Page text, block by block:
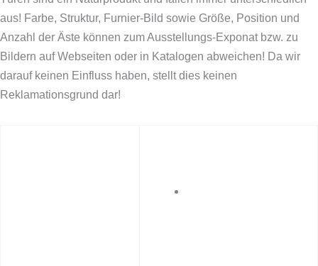
aus! Farbe, Struktur, Furnier-Bild sowie Größe, Position und
Anzahl der Äste können zum Ausstellungs-Exponat bzw. zu
Bildern auf Webseiten oder in Katalogen abweichen! Da wir
darauf keinen Einfluss haben, stellt dies keinen
Reklamationsgrund dar!